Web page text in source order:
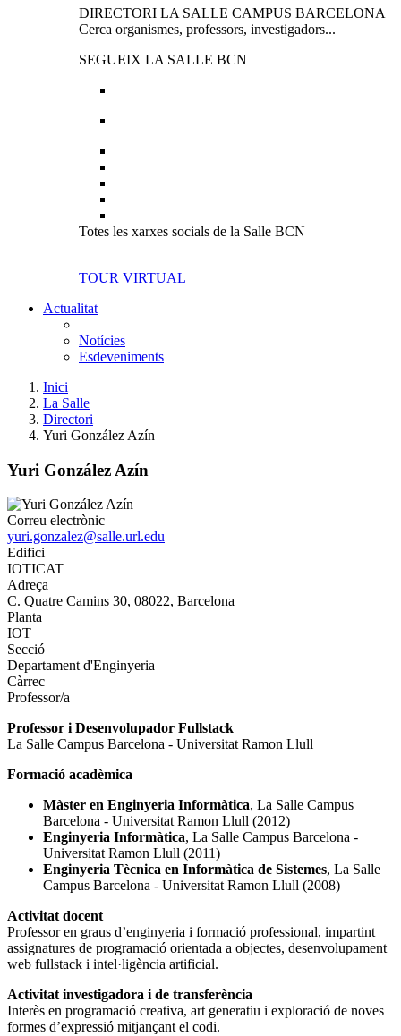
DIRECTORI LA SALLE CAMPUS BARCELONA
Cerca organismes, professors, investigadors...
SEGUEIX LA SALLE BCN
Totes les xarxes socials de la Salle BCN
TOUR VIRTUAL
Actualitat
Notícies
Esdeveniments
Inici
La Salle
Directori
Yuri González Azín
Yuri González Azín
Correu electrònic
yuri.gonzalez@salle.url.edu
Edifici
IOTICAT
Adreça
C. Quatre Camins 30, 08022, Barcelona
Planta
IOT
Secció
Departament d'Enginyeria
Càrrec
Professor/a
Professor i Desenvolupador Fullstack
La Salle Campus Barcelona - Universitat Ramon Llull
Formació acadèmica
Màster en Enginyeria Informàtica, La Salle Campus
Barcelona - Universitat Ramon Llull (2012)
Enginyeria Informàtica, La Salle Campus Barcelona -
Universitat Ramon Llull (2011)
Enginyeria Tècnica en Informàtica de Sistemes, La Salle
Campus Barcelona - Universitat Ramon Llull (2008)
Activitat docent
Professor en graus d’enginyeria i formació professional, impartint
assignatures de programació orientada a objectes, desenvolupament
web fullstack i intel·ligència artificial.
Activitat investigadora i de transferència
Interès en programació creativa, art generatiu i exploració de noves
formes d’expressió mitjançant el codi.